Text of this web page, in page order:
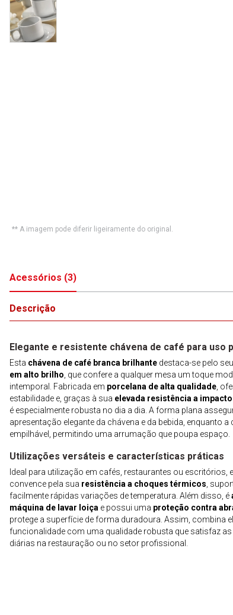
** A imagem pode diferir ligeiramente do original.
Acessórios (3)
Descrição
Elegante e resistente chávena de café para uso
Esta chávena de café branca brilhante destaca-se pelo seu
em alto brilho , que confere a qualquer mesa um toque
intemporal. Fabricada em porcelana de alta qualidade ,
estabilidade e, graças à sua elevada resistência a
é especialmente robusta no dia a dia. A forma plana
apresentação elegante da chávena e da bebida, enquanto a
empilhável, permitindo uma arrumação que poupa espaço.
Utilizações versáteis e características práticas
Ideal para utilização em cafés, restaurantes ou escritórios,
convence pela sua resistência a choques térmicos ,
facilmente rápidas variações de temperatura. Além disso, é
máquina de lavar loiça e possui uma proteção contra
protege a superfície de forma duradoura. Assim, combina
funcionalidade com uma qualidade robusta que satisfaz as
diárias na restauração ou no setor profissional.